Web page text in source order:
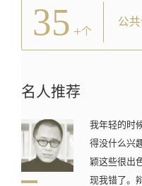
35 +个
公
名人推荐
我年轻的时
得没什么兴
颖这些很出
现我错了。